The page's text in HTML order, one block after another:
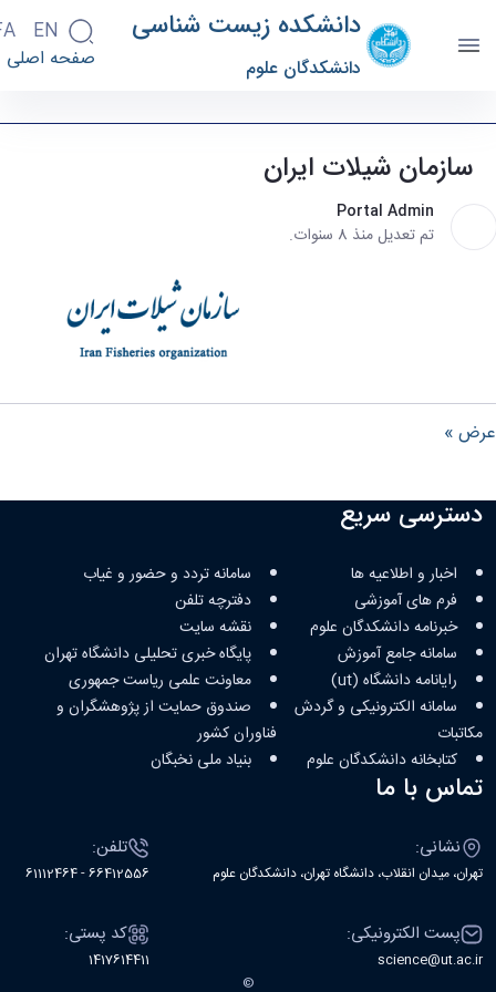
دانشکده زیست شناسی
دانشکدگان علوم
EN
صفحه اصلی
biology
سازمان شیلات ایران
Portal Admin
تم تعديل منذ 8 سنوات.
عرض »
دسترسی سریع
اخبار و اطلاعیه ها
فرم های آموزشی
خبرنامه دانشکدگان علوم
سامانه جامع آموزش
رایانامه دانشگاه (ut)
سامانه الکترونیکی و گردش
مکاتبات
کتابخانه‌ دانشکدگان علوم
سامانه تردد و حضور و غیاب
دفترچه تلفن
نقشه سایت
پایگاه خبری تحلیلی دانشگاه تهران
معاونت علمی ریاست جمهوری
صندوق حمایت از پژوهشگران و
فناوران کشور
بنیاد ملی نخبگان
تماس با ما
نشانی:
تهران، میدان انقلاب، دانشگاه تهران، دانشکدگان علوم
تلفن:
66412556 - 61112464
پست الکترونیکی:
science@ut.ac.ir
کد پستی:
1417614411
©